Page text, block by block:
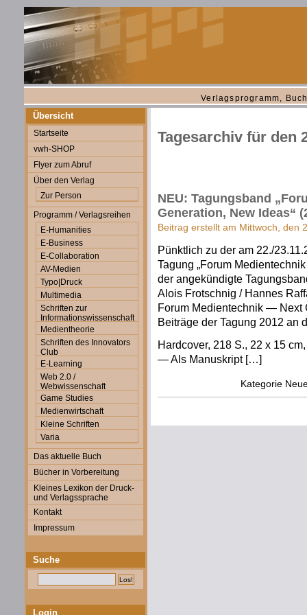
Verlagsprogramm,
Übersicht
Startseite
vwh-SHOP
Flyer zum Abruf
Über den Verlag
Zur Person
Programm / Verlagsreihen
E-Humanities
E-Business
E-Collaboration
AV-Medien
Typo|Druck
Multimedia
Schriften zur
Informationswissenschaft
Medientheorie
Schriften des Innovators
Club
E-Learning
Web 2.0 /
Webwissenschaft
Game Studies
Medienwirtschaft
Kleine Schriften
Varia
Das aktuelle Buch
Bücher in Vorbereitung
Kleines Lexikon der Druck-
und Verlagssprache
Kontakt
Impressum
Suche
Login
Tagesarchiv für den
NEU: Tagungsband
Generation, New Ideas“
Beitrag erstellt am Mittwoch, den
Pünktlich zu der am 22./
Tagung „Forum
der angekündigte
Alois Frotschnig / Hannes
Forum Medientechnik — Next
Beiträge der Tagung 2012 an
Hardcover, 218 S., 22 x 15
— Als Manuskript […]
Kategorie